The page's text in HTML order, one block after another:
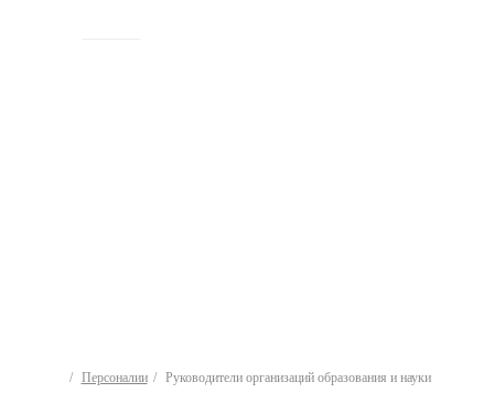
Персоналии Руководители организаций образования и науки